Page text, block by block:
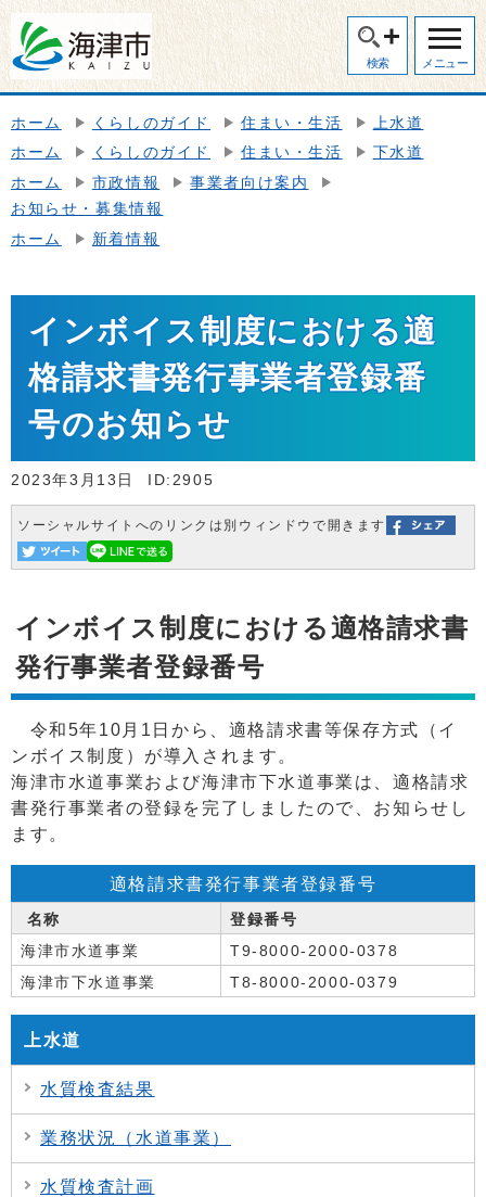
検索 メニュー
ホーム くらしのガイド 住まい・生活
上水道
ホーム
くらしのガイド 住まい・生活
下水道
ホーム
市政情報
事業者向け案内
お知らせ・募集情報
ホーム
新着情報
インボイス制度における適
格請求書発行事業者登録番
号のお知らせ
2023年3月13日 ID:2905
ソーシャルサイトへのリンクは別ウィンドウで開きます
インボイス制度における適格請求書
発行事業者登録番号
令和5年10月1日から、適格請求書等保存方式（イ
ンボイス制度）が導入されます。
海津市水道事業および海津市下水道事業は、適格請求
書発行事業者の登録を完了しましたので、お知らせし
ます。
適格請求書発行事業者登録番号
名称
登録番号
海津市水道事業
T9-8000-2000-0378
海津市下水道事業
T8-8000-2000-0379
上水道
水質検査結果
業務状況（水道事業）
水質検査計画